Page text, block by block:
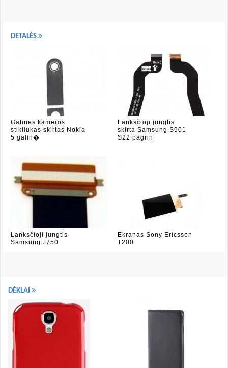
DETALĖS
Galinės kameros
stikliukas skirtas Nokia
5 galin�
Lanksčioji jungtis
skirta Samsung S901
S22 pagrin
Lanksčioji jungtis
Samsung J750
Ekranas Sony Ericsson
T200
DĖKLAI